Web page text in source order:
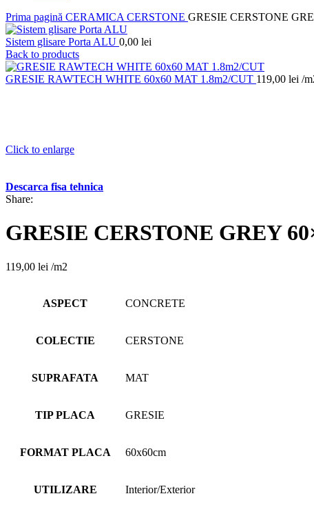
Prima pagină CERAMICA CERSTONE GRESIE CERSTONE
Sistem glisare Porta ALU 0,00 lei
Back to products
GRESIE RAWTECH WHITE 60x60 MAT 1.8m2/CUT 119,00 lei /
Click to enlarge
Descarca fisa tehnica
Share:
GRESIE CERSTONE GREY
119,00 lei /m2
ASPECT CONCRETE
COLECTIE CERSTONE
SUPRAFATA MAT
TIP PLACA GRESIE
FORMAT PLACA 60x60cm
UTILIZARE Interior/Exterior